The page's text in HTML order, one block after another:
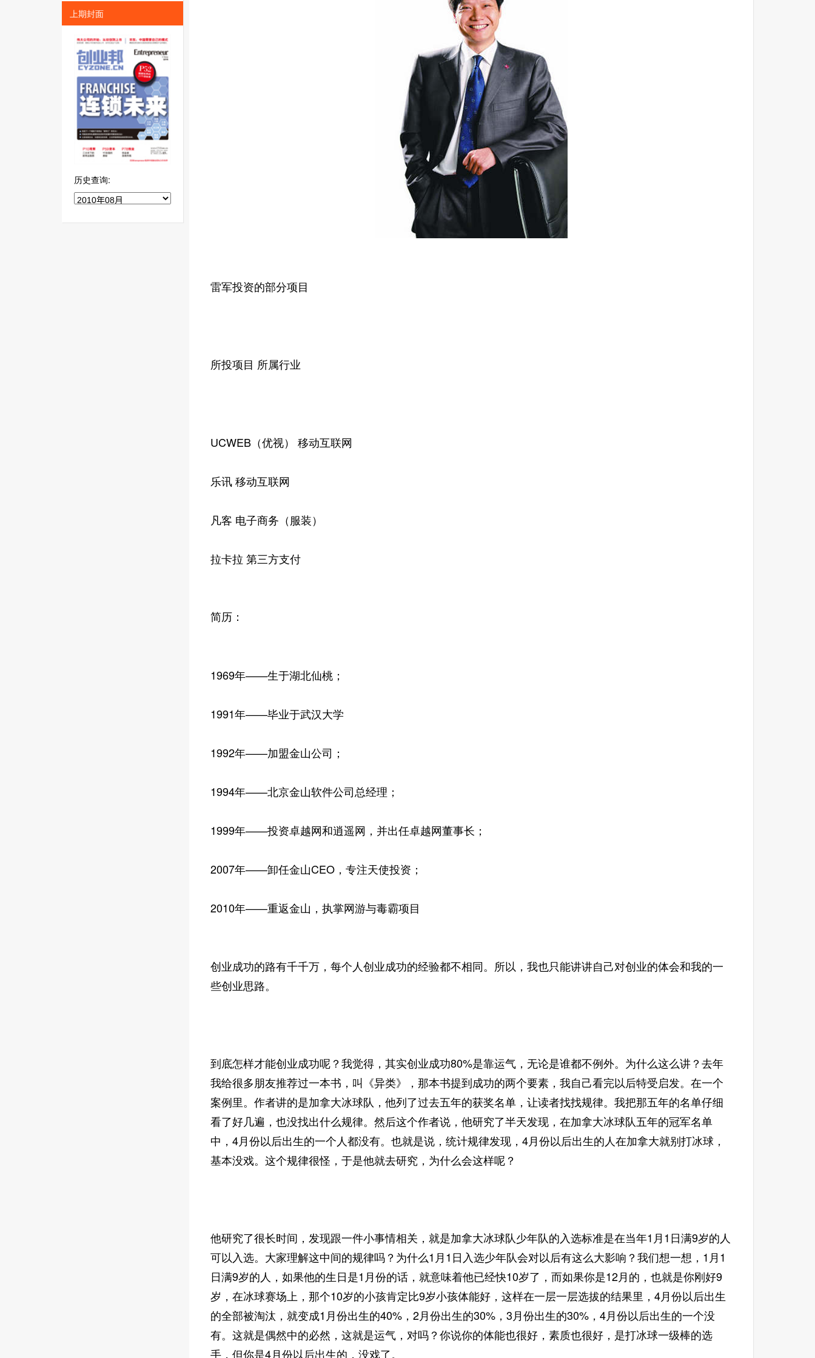
上期封面
历史查询:
雷军投资的部分项目
所投项目 所属行业
UCWEB（优视） 移动互联网
乐讯 移动互联网
凡客 电子商务（服装）
拉卡拉 第三方支付
简历：
1969年——生于湖北仙桃；
1991年——毕业于武汉大学
1992年——加盟金山公司；
1994年——北京金山软件公司总经理；
1999年——投资卓越网和逍遥网，并出任卓越网董事长；
2007年——卸任金山CEO，专注天使投资；
2010年——重返金山，执掌网游与毒霸项目
创业成功的路有千千万，每个人创业成功的经验都不相同。所以，我也只能讲讲自己对创业的体会和我的一
些创业思路。
到底怎样才能创业成功呢？我觉得，其实创业成功80%是靠运气，无论是谁都不例外。为什么这么讲？去年
我给很多朋友推荐过一本书，叫《异类》，那本书提到成功的两个要素，我自己看完以后特受启发。在一个
案例里。作者讲的是加拿大冰球队，他列了过去五年的获奖名单，让读者找找规律。我把那五年的名单仔细
看了好几遍，也没找出什么规律。然后这个作者说，他研究了半天发现，在加拿大冰球队五年的冠军名单
中，4月份以后出生的一个人都没有。也就是说，统计规律发现，4月份以后出生的人在加拿大就别打冰球，
基本没戏。这个规律很怪，于是他就去研究，为什么会这样呢？
他研究了很长时间，发现跟一件小事情相关，就是加拿大冰球队少年队的入选标准是在当年1月1日满9岁的人
可以入选。大家理解这中间的规律吗？为什么1月1日入选少年队会对以后有这么大影响？我们想一想，1月1
日满9岁的人，如果他的生日是1月份的话，就意味着他已经快10岁了，而如果你是12月的，也就是你刚好9
岁，在冰球赛场上，那个10岁的小孩肯定比9岁小孩体能好，这样在一层一层选拔的结果里，4月份以后出生
的全部被淘汰，就变成1月份出生的40%，2月份出生的30%，3月份出生的30%，4月份以后出生的一个没
有。这就是偶然中的必然，这就是运气，对吗？你说你的体能也很好，素质也很好，是打冰球一级棒的选
手，但你是4月份以后出生的，没戏了。